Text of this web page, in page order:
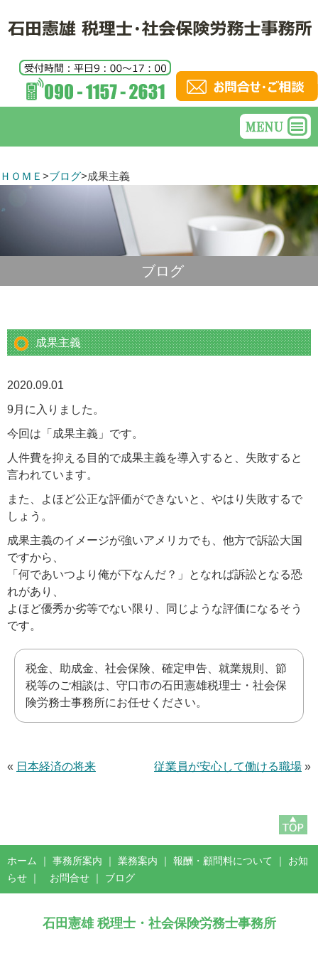
ＨＯＭＥ >ブログ>成果主義
ブログ
成果主義
2020.09.01
9月に入りました。
今回は「成果主義」です。
人件費を抑える目的で成果主義を導入すると、失敗すると
言われています。
また、よほど公正な評価ができないと、やはり失敗するで
しょう。
成果主義のイメージが強いアメリカでも、他方で訴訟大国
ですから、
「何であいつより俺が下なんだ？」となれば訴訟となる恐
れがあり、
よほど優秀か劣等でない限り、同じような評価になるそう
です。
税金、助成金、社会保険、確定申告、就業規則、節
税等のご相談は、守口市の石田憲雄税理士・社会保
険労務士事務所にお任せください。
従業員が安心して働ける職場 »
« 日本経済の将来
ホーム ｜ 事務所案内 ｜ 業務案内 ｜ 報酬・顧問料について ｜ お知
らせ ｜ お問合せ ｜ ブログ
石田憲雄 税理士・社会保険労務士事務所